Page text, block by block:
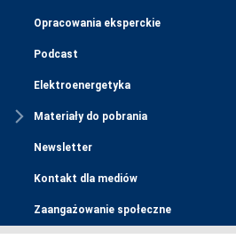
Opracowania eksperckie
Podcast
Elektroenergetyka
Materiały do pobrania
Newsletter
Kontakt dla mediów
Zaangażowanie społeczne